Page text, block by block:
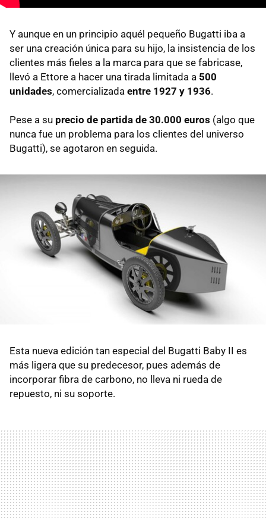
Y aunque en un principio aquél pequeño Bugatti iba a
ser una creación única para su hijo, la insistencia de los
clientes más fieles a la marca para que se fabricase,
llevó a Ettore a hacer una tirada limitada a 500
unidades, comercializada entre 1927 y 1936.
Pese a su precio de partida de 30.000 euros (algo que
nunca fue un problema para los clientes del universo
Bugatti), se agotaron en seguida.
Esta nueva edición tan especial del Bugatti Baby II es
más ligera que su predecesor, pues además de
incorporar fibra de carbono, no lleva ni rueda de
repuesto, ni su soporte.